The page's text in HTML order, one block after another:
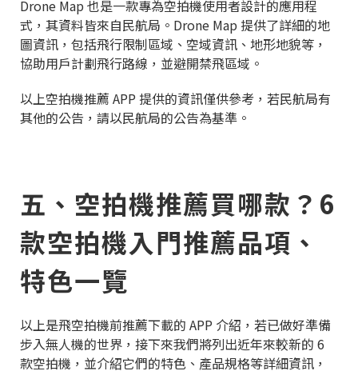
Drone Map 也是一款專為空拍機使用者設計的應用程
式，其資料皆來自民航局。Drone Map 提供了詳細的地
圖資訊，包括飛行限制區域、空域資訊、地形地貌等，
協助用戶計劃飛行路線，並避開禁飛區域。
以上空拍機推薦 APP 提供的資訊僅供參考，若民航局有
其他的公告，請以民航局的公告為基準。
五、空拍機推薦買哪款？6
款空拍機入門推薦品項、
特色一覽
以上是飛空拍機前推薦下載的 APP 介紹，若已做好準備
步入無人機的世界，接下來我們將列出近年來較新的 6
款空拍機，並介紹它們的特色、產品規格等詳細資訊，